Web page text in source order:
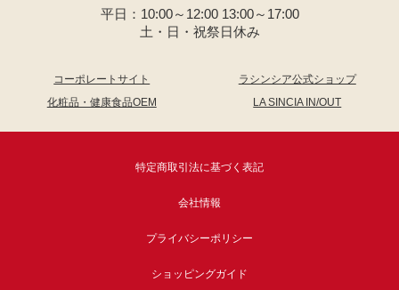
平日：10:00～12:00 13:00～17:00
土・日・祝祭日休み
コーポレートサイト
ラシンシア公式ショップ
化粧品・健康食品OEM
LA SINCIA IN/OUT
特定商取引法に基づく表記
会社情報
プライバシーポリシー
ショッピングガイド